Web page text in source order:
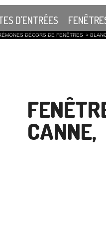
D'ENTRÉES
DÉCORS DE FENÊTRES >
CANNE,